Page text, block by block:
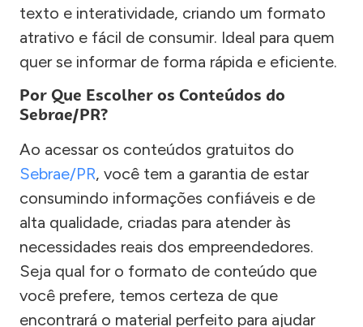
texto e interatividade, criando um formato
atrativo e fácil de consumir. Ideal para quem
quer se informar de forma rápida e eficiente.
Por Que Escolher os Conteúdos do
Sebrae/PR?
Ao acessar os conteúdos gratuitos do
Sebrae/PR, você tem a garantia de estar
consumindo informações confiáveis e de
alta qualidade, criadas para atender às
necessidades reais dos empreendedores.
Seja qual for o formato de conteúdo que
você prefere, temos certeza de que
encontrará o material perfeito para ajudar